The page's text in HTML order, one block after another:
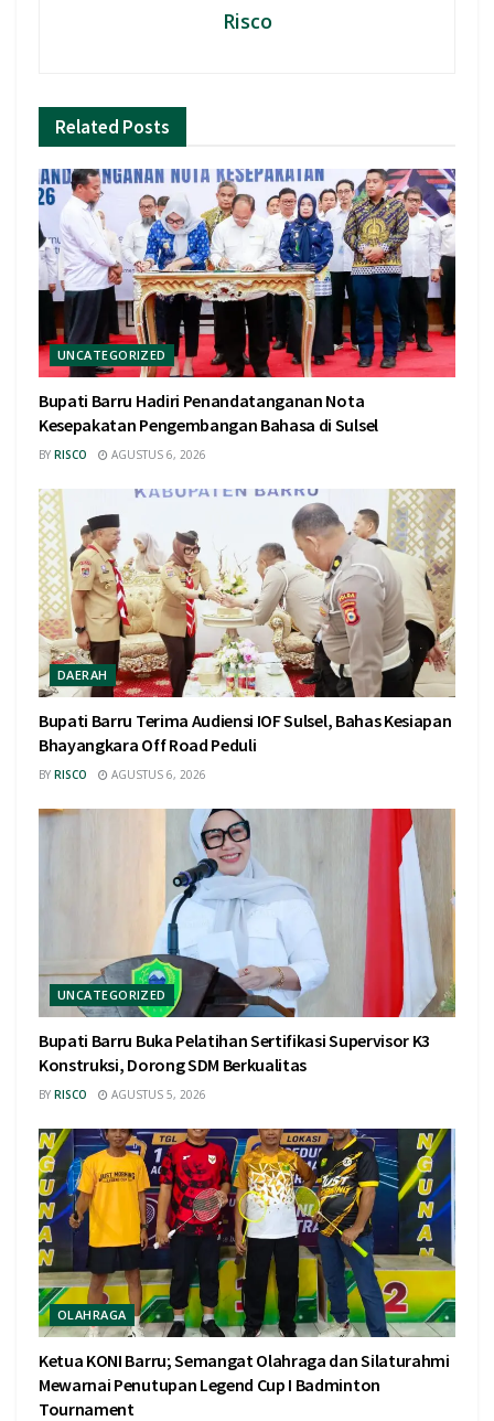
Risco
Related Posts
UNCATEGORIZED
Bupati Barru Hadiri Penandatanganan Nota
Kesepakatan Pengembangan Bahasa di Sulsel
BY RISCO AGUSTUS 6, 2026
DAERAH
Bupati Barru Terima Audiensi IOF Sulsel, Bahas Kesiapan
Bhayangkara Off Road Peduli
BY RISCO AGUSTUS 6, 2026
UNCATEGORIZED
Bupati Barru Buka Pelatihan Sertifikasi Supervisor K3
Konstruksi, Dorong SDM Berkualitas
BY RISCO AGUSTUS 5, 2026
OLAHRAGA
Ketua KONI Barru; Semangat Olahraga dan Silaturahmi
Mewarnai Penutupan Legend Cup I Badminton
Tournament